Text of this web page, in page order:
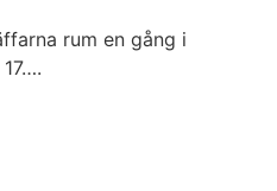
rum en gång i